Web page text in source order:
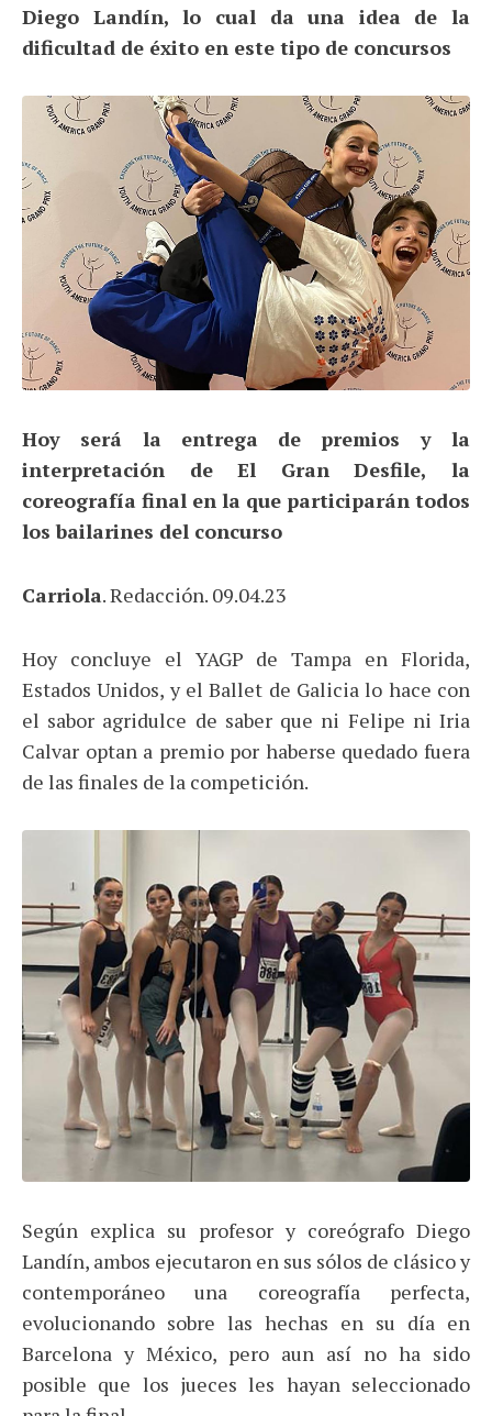
Diego Landín, lo cual da una idea de la
dificultad de éxito en este tipo de concursos
Hoy será la entrega de premios y la
interpretación de El Gran Desfile, la
coreografía final en la que participarán todos
los bailarines del concurso
Carriola. Redacción. 09.04.23
Hoy concluye el YAGP de Tampa en Florida,
Estados Unidos, y el Ballet de Galicia lo hace con
el sabor agridulce de saber que ni Felipe ni Iria
Calvar optan a premio por haberse quedado fuera
de las finales de la competición.
Según explica su profesor y coreógrafo Diego
Landín, ambos ejecutaron en sus sólos de clásico y
contemporáneo una coreografía perfecta,
evolucionando sobre las hechas en su día en
Barcelona y México, pero aun así no ha sido
posible que los jueces les hayan seleccionado